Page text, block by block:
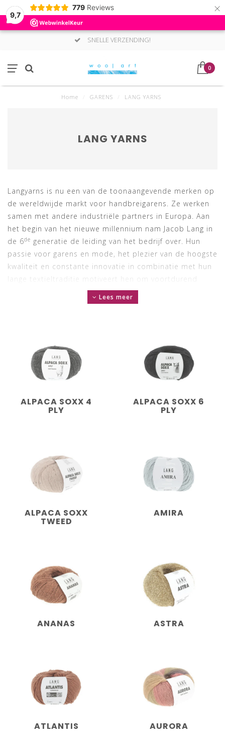
9,7
779 Reviews ×
VEILIG BETALEN MET
0
Home GARENS LANG YARNS
LANG YARNS
Langyarns is nu een van de toonaangevende merken op
de wereldwijde markt voor handbreigarens. Ze werken
samen met andere industriële partners in Europa. Aan
het begin van het nieuwe millennium nam Jacob Lang in
de 6de generatie de leiding van het bedrijf over. Hun
passie voor garens en mode, het plezier van de hoogste
kwaliteit en constante innovatie in combinatie met hun
lange textieltraditie motiveert hen om voortdurend
nieuwe handbreidgarens te ontwikkelen.
Lees meer
ALPACA SOXX 4
PLY
ALPACA SOXX 6
PLY
ALPACA SOXX
TWEED
AMIRA
ANANAS ASTRA
ATLANTIS AURORA